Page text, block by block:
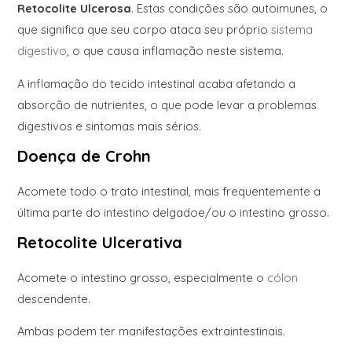
Retocolite Ulcerosa. Estas condições são autoimunes, o
que significa que seu corpo ataca seu própriosistema
digestivo, o que causa inflamação neste sistema.
A inflamação do tecido intestinal acaba afetando a
absorção de nutrientes, o que pode levar a problemas
digestivos e sintomas mais sérios.
Doença de Crohn
Acomete todo o trato intestinal, mais frequentemente a
última parte do intestino delgadoe/ou o intestino grosso.
Retocolite Ulcerativa
Acomete o intestino grosso, especialmente o cólon
descendente.
Ambas podem ter manifestações extraintestinais.